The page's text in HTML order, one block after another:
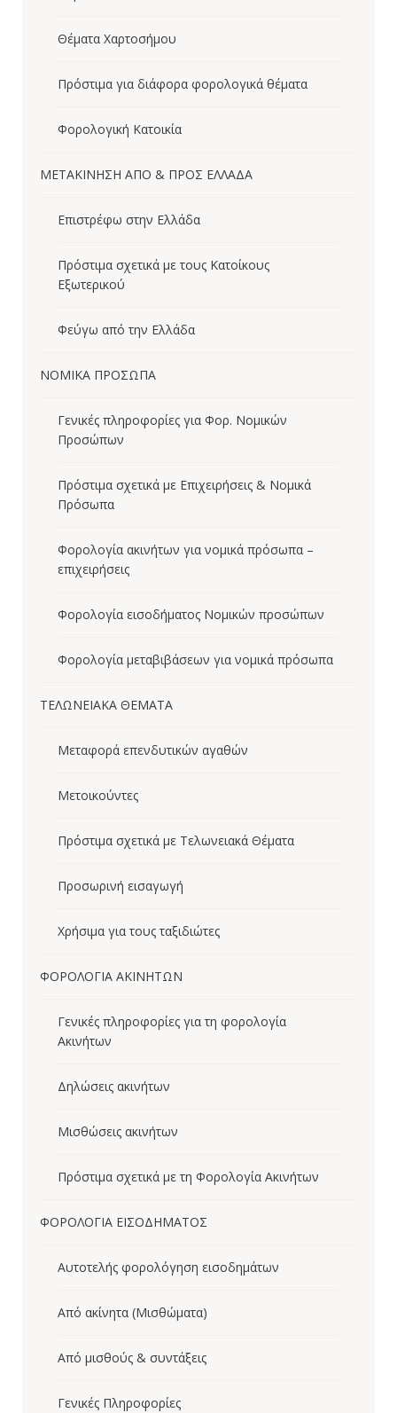
Θέματα Χαρτοσήμου
Πρόστιμα για διάφορα φορολογικά θέματα
Φορολογική Κατοικία
ΜΕΤΑΚΙΝΗΣΗ ΑΠΟ & ΠΡΟΣ ΕΛΛΑΔΑ
Επιστρέφω στην Ελλάδα
Πρόστιμα σχετικά με τους Κατοίκους
Εξωτερικού
Φεύγω από την Ελλάδα
ΝΟΜΙΚΑ ΠΡΟΣΩΠΑ
Γενικές πληροφορίες για Φορ. Νομικών
Προσώπων
Πρόστιμα σχετικά με Επιχειρήσεις & Νομικά
Πρόσωπα
Φορολογία ακινήτων για νομικά πρόσωπα –
επιχειρήσεις
Φορολογία εισοδήματος Νομικών προσώπων
Φορολογία μεταβιβάσεων για νομικά πρόσωπα
ΤΕΛΩΝΕΙΑΚΑ ΘΕΜΑΤΑ
Μεταφορά επενδυτικών αγαθών
Μετοικούντες
Πρόστιμα σχετικά με Τελωνειακά Θέματα
Προσωρινή εισαγωγή
Χρήσιμα για τους ταξιδιώτες
ΦΟΡΟΛΟΓΙΑ ΑΚΙΝΗΤΩΝ
Γενικές πληροφορίες για τη φορολογία
Ακινήτων
Δηλώσεις ακινήτων
Μισθώσεις ακινήτων
Πρόστιμα σχετικά με τη Φορολογία Ακινήτων
ΦΟΡΟΛΟΓΙΑ ΕΙΣΟΔΗΜΑΤΟΣ
Aυτοτελής φορολόγηση εισοδημάτων
Από ακίνητα (Μισθώματα)
Από μισθούς & συντάξεις
Γενικές Πληροφορίες